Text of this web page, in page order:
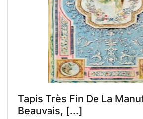
Tapis Très Fin De La
Beauvais, [...]